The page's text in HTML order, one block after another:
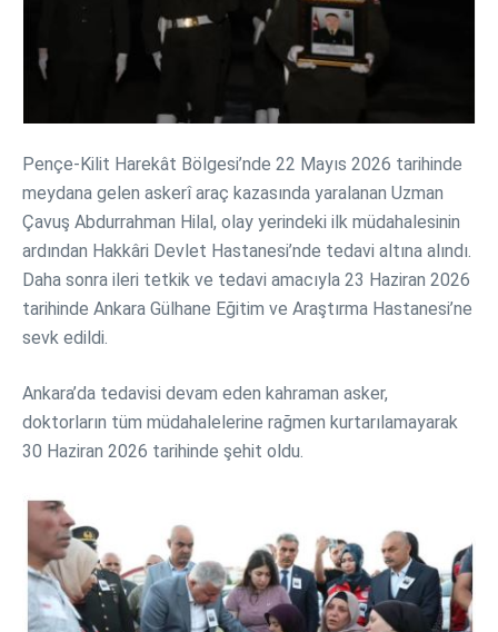
Pençe-Kilit Harekât Bölgesi’nde 22 Mayıs 2026 tarihinde
meydana gelen askerî araç kazasında yaralanan Uzman
Çavuş Abdurrahman Hilal, olay yerindeki ilk müdahalesinin
ardından Hakkâri Devlet Hastanesi’nde tedavi altına alındı.
Daha sonra ileri tetkik ve tedavi amacıyla 23 Haziran 2026
tarihinde Ankara Gülhane Eğitim ve Araştırma Hastanesi’ne
sevk edildi.
Ankara’da tedavisi devam eden kahraman asker,
doktorların tüm müdahalelerine rağmen kurtarılamayarak
30 Haziran 2026 tarihinde şehit oldu.